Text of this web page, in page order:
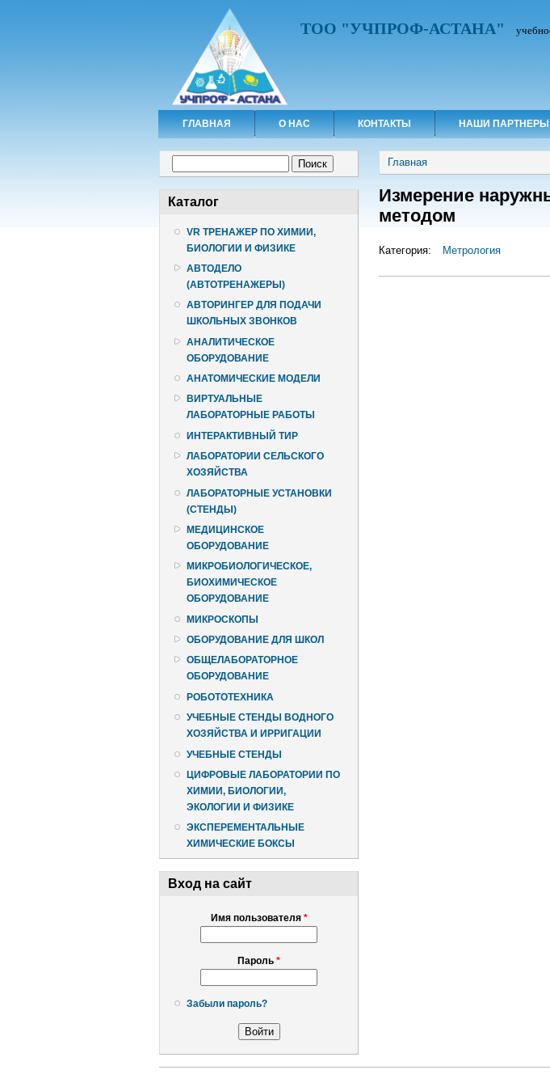
ТОО "УЧПРОФ-АСТАНА"
ГЛАВНАЯ О НАС КОНТАКТЫ НАШИ ПАРТНЕРЫ
Каталог
VR ТРЕНАЖЕР ПО ХИМИИ,
БИОЛОГИИ И ФИЗИКЕ
АВТОДЕЛО
(АВТОТРЕНАЖЕРЫ)
АВТОРИНГЕР ДЛЯ ПОДАЧИ
ШКОЛЬНЫХ ЗВОНКОВ
АНАЛИТИЧЕСКОЕ
ОБОРУДОВАНИЕ
АНАТОМИЧЕСКИЕ МОДЕЛИ
ВИРТУАЛЬНЫЕ
ЛАБОРАТОРНЫЕ РАБОТЫ
ИНТЕРАКТИВНЫЙ ТИР
ЛАБОРАТОРИИ СЕЛЬСКОГО
ХОЗЯЙСТВА
ЛАБОРАТОРНЫЕ УСТАНОВКИ
(СТЕНДЫ)
МЕДИЦИНСКОЕ
ОБОРУДОВАНИЕ
МИКРОБИОЛОГИЧЕСКОЕ,
БИОХИМИЧЕСКОЕ
ОБОРУДОВАНИЕ
МИКРОСКОПЫ
ОБОРУДОВАНИЕ ДЛЯ ШКОЛ
ОБЩЕЛАБОРАТОРНОЕ
ОБОРУДОВАНИЕ
РОБОТОТЕХНИКА
УЧЕБНЫЕ СТЕНДЫ ВОДНОГО
ХОЗЯЙСТВА И ИРРИГАЦИИ
УЧЕБНЫЕ СТЕНДЫ
ЦИФРОВЫЕ ЛАБОРАТОРИИ ПО
ХИМИИ, БИОЛОГИИ,
ЭКОЛОГИИ И ФИЗИКЕ
ЭКСПЕРЕМЕНТАЛЬНЫЕ
ХИМИЧЕСКИЕ БОКСЫ
Вход на сайт
Имя пользователя *
Пароль *
Забыли пароль?
Вы здесь
Главная
Измерение
методом
Категория: Метрология